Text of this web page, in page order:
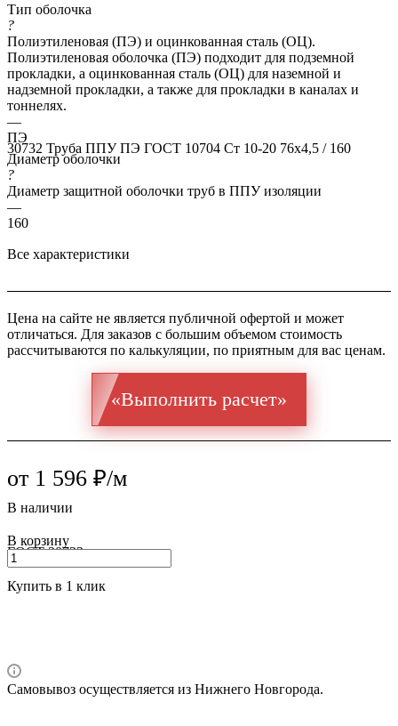
30732 Труба ППУ ПЭ ГОСТ 10704 Ст 10-20 76x4,5 / 160
ГОСТ 30732
Тип оболочка
?
Полиэтиленовая (ПЭ) и оцинкованная сталь (ОЦ).
Полиэтиленовая оболочка (ПЭ) подходит для подземной
прокладки, а оцинкованная сталь (ОЦ) для наземной и
надземной прокладки, а также для прокладки в каналах и
тоннелях.
—
ПЭ
Диаметр оболочки
?
Диаметр защитной оболочки труб в ППУ изоляции
—
160
Все характеристики
Цена на сайте не является публичной офертой и может
отличаться. Для заказов с большим объемом стоимость
рассчитываются по калькуляции, по приятным для вас ценам.
«Выполнить расчет»
от 1 596 ₽/м
В наличии
В корзину
Купить в 1 клик
Самовывоз осуществляется из Нижнего Новгорода.